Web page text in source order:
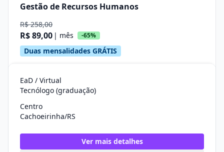
Gestão de Recursos Humanos
R$ 258,00
R$ 89,00 | mês -65%
Duas mensalidades GRÁTIS
EaD / Virtual
Tecnólogo (graduação)
Centro
Cachoeirinha/RS
Ver mais detalhes